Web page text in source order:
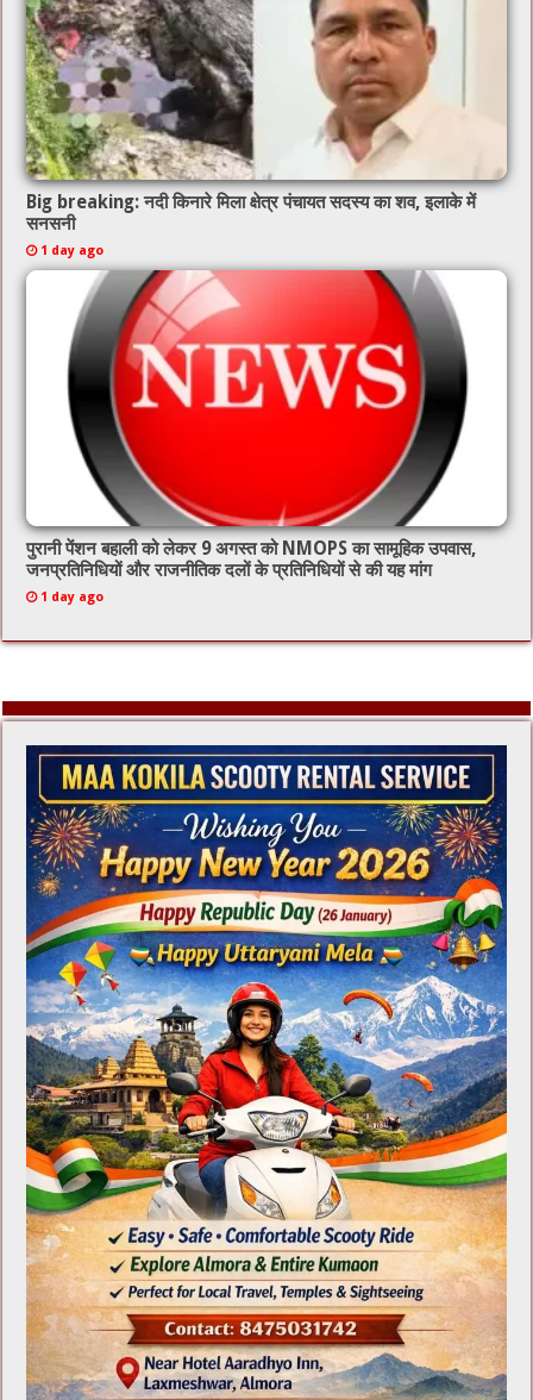
Big breaking: नदी किनारे मिला क्षेत्र पंचायत सदस्य का शव, इलाके में
सनसनी
1 day ago
पुरानी पेंशन बहाली को लेकर 9 अगस्त को NMOPS का सामूहिक उपवास,
जनप्रतिनिधियों और राजनीतिक दलों के प्रतिनिधियों से की यह मांग
1 day ago